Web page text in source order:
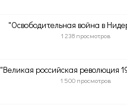
"Освободительная война в
1 238 просмотров
"Великая российская революция
1 500 просмотров